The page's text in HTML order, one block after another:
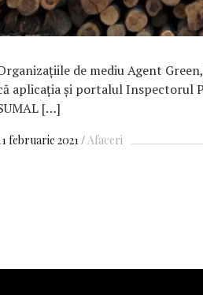
de mediu Agent
aplicaţia şi portalul Inspectorul
[…]
februarie 2021 Afaceri